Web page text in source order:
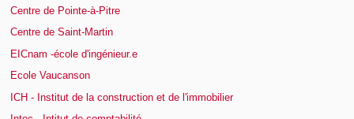
Centre de Pointe-à-Pitre
Centre de Saint-Martin
EICnam -école d'ingénieur.e
Ecole Vaucanson
ICH - Institut de la construction et de l'immobilier